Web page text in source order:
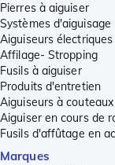
Pierres à aiguiser
Systèmes d'aiguisage
Aiguiseurs électriques
Affilage- Stropping
Fusils à aiguiser
Produits d'entretien
Aiguiseurs à couteaux
Aiguiser en cours de
Fusils d'affûtage en
Marques